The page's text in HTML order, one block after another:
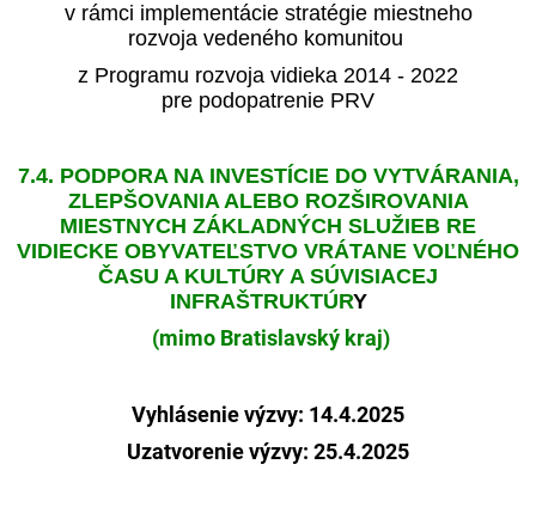
v rámci implementácie stratégie miestneho
rozvoja vedeného komunitou
z Programu rozvoja vidieka 2014 - 2022
pre podopatrenie PRV
7.4. PODPORA NA INVESTÍCIE DO VYTVÁRANIA,
ZLEPŠOVANIA ALEBO ROZŠIROVANIA
MIESTNYCH ZÁKLADNÝCH SLUŽIEB RE
VIDIECKE OBYVATEĽSTVO VRÁTANE VOĽNÉHO
ČASU A KULTÚRY A SÚVISIACEJ
INFRAŠTRUKTÚRY
(mimo Bratislavský kraj)
Vyhlásenie výzvy: 14.4.2025
Uzatvorenie výzvy: 25.4.2025